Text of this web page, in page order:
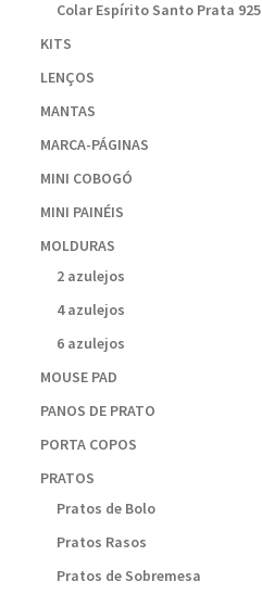
Colar Espírito Santo Prata 925
KITS
LENÇOS
MANTAS
MARCA-PÁGINAS
MINI COBOGÓ
MINI PAINÉIS
MOLDURAS
2 azulejos
4 azulejos
6 azulejos
MOUSE PAD
PANOS DE PRATO
PORTA COPOS
PRATOS
Pratos de Bolo
Pratos Rasos
Pratos de Sobremesa